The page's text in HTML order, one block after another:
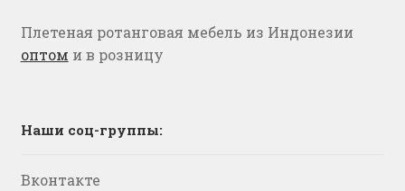
Плетеная ротанговая мебель из Индонезии
оптом и в розницу
Наши соц-группы:
Вконтакте